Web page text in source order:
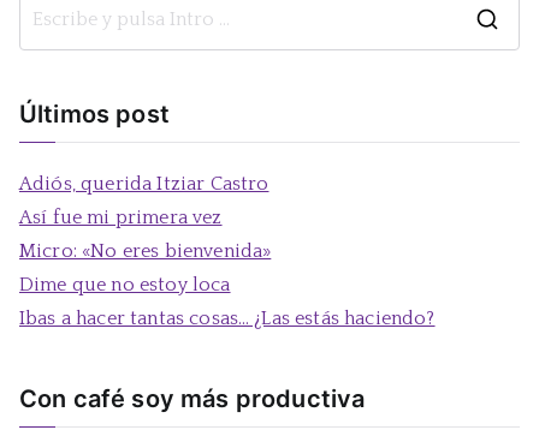
Últimos post
Adiós, querida Itziar Castro
Así fue mi primera vez
Micro: «No eres bienvenida»
Dime que no estoy loca
Ibas a hacer tantas cosas… ¿Las estás haciendo?
Con café soy más productiva